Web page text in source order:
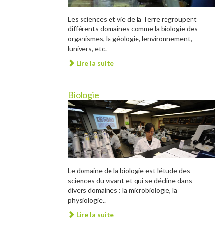
Les sciences et vie de la Terre regroupent
différents domaines comme la biologie des
organismes, la géologie, lenvironnement,
lunivers, etc.
Lire la suite
Biologie
Le domaine de la biologie est létude des
sciences du vivant et qui se décline dans
divers domaines : la microbiologie, la
physiologie..
Lire la suite